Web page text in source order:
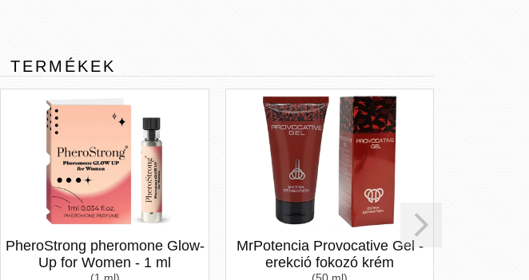
TERMÉKEK
PheroStrong pheromone Glow-
Up for Women - 1 ml
MrPotencia Provocative Gel -
erekció fokozó krém